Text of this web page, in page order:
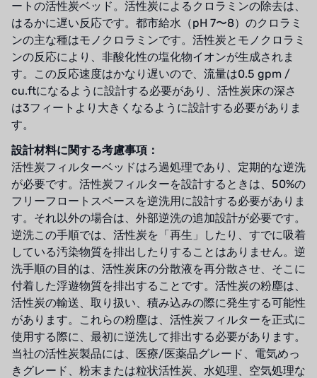
ートの活性炭ベッド。活性炭によるクロラミンの除去は、
はるかに遅い反応です。都市給水（pH 7〜8）のクロラミ
ンの主な種はモノクロラミンです。活性炭とモノクロラミ
ンの反応により、非酸化性の塩化物イオンが生成されま
す。この反応速度はかなり遅いので、流量は0.5 gpm /
cu.ftになるように設計する必要があり、活性炭床の深さ
は3フィートより大きくなるように設計する必要がありま
す。
設計材料に関する考慮事項：
活性炭フィルターベッドはろ過処理であり、定期的な逆洗
が必要です。活性炭フィルターを設計するときは、50%の
フリーフロートスペースを逆洗用に設計する必要がありま
す。それ以外の場合は、外部逆洗の追加設計が必要です。
逆洗この手順では、活性炭を「再生」したり、すでに吸着
している汚染物質を排出したりすることはありません。逆
洗手順の目的は、活性炭床の分散液を再分散させ、そこに
付着した浮遊物質を排出することです。活性炭の粉塵は、
活性炭の輸送、取り扱い、積み込みの際に発生する可能性
があります。これらの粉塵は、活性炭フィルターを正式に
使用する際に、最初に逆洗して排出する必要があります。
当社の活性炭製品には、医療/医薬品グレード、電気めっ
きグレード、粉末または粒状活性炭、水処理、空気処理な